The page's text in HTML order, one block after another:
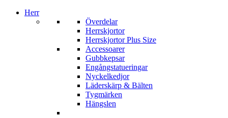
Herr
Överdelar
Herrskjortor
Herrskjortor Plus Size
Accessoarer
Gubbkepsar
Engångstatueringar
Nyckelkedjor
Läderskärp & Bälten
Tygmärken
Hängslen